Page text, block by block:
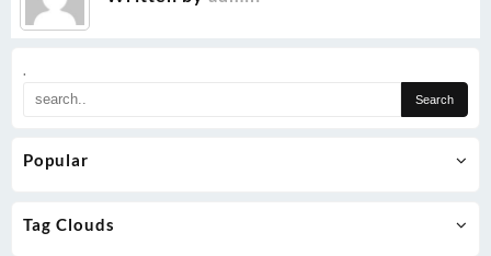
.
Popular
Tag Clouds